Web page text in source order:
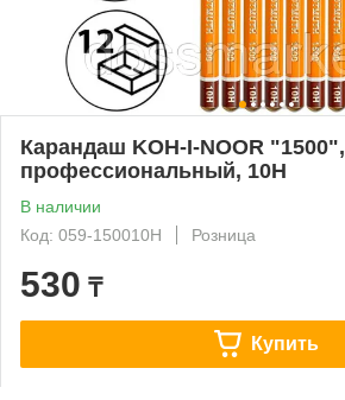
Карандаш KOH-I-NOOR "1500",
профессиональный, 10Н
В наличии
Код: 059-150010Н
Розница
530 ₸
Купить